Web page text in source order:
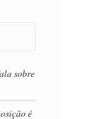
sobre
é